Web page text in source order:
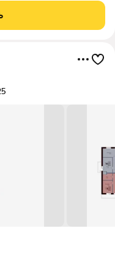
лицо Иван